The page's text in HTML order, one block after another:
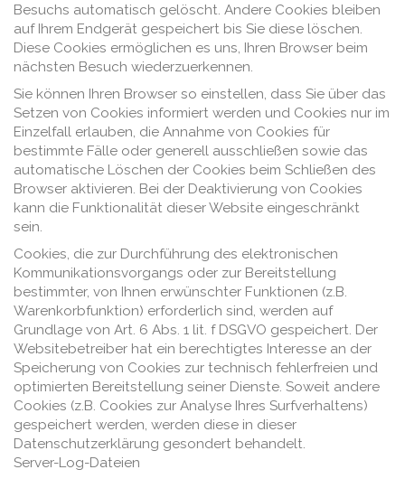
Besuchs automatisch gelöscht. Andere Cookies bleiben
auf Ihrem Endgerät gespeichert bis Sie diese löschen.
Diese Cookies ermöglichen es uns, Ihren Browser beim
nächsten Besuch wiederzuerkennen.
Sie können Ihren Browser so einstellen, dass Sie über das
Setzen von Cookies informiert werden und Cookies nur im
Einzelfall erlauben, die Annahme von Cookies für
bestimmte Fälle oder generell ausschließen sowie das
automatische Löschen der Cookies beim Schließen des
Browser aktivieren. Bei der Deaktivierung von Cookies
kann die Funktionalität dieser Website eingeschränkt
sein.
Cookies, die zur Durchführung des elektronischen
Kommunikationsvorgangs oder zur Bereitstellung
bestimmter, von Ihnen erwünschter Funktionen (z.B.
Warenkorbfunktion) erforderlich sind, werden auf
Grundlage von Art. 6 Abs. 1 lit. f DSGVO gespeichert. Der
Websitebetreiber hat ein berechtigtes Interesse an der
Speicherung von Cookies zur technisch fehlerfreien und
optimierten Bereitstellung seiner Dienste. Soweit andere
Cookies (z.B. Cookies zur Analyse Ihres Surfverhaltens)
gespeichert werden, werden diese in dieser
Datenschutzerklärung gesondert behandelt.
Server-Log-Dateien